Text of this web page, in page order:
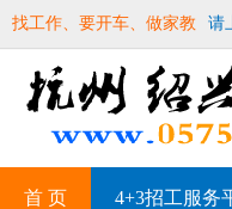
找工作、要开车、做家教 请
首 页 4+3招工服务